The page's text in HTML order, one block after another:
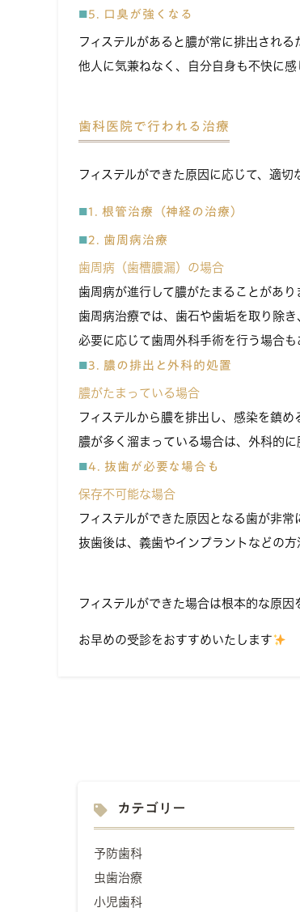
5. 口臭が強くなる
フィステルがあると膿が常に排出される
他人に気兼ねなく、自分自身も不快に
歯科医院で行われる治療
フィステルができた原因に応じて、適切
1. 根管治療（神経の治療）
2. 歯周病治療
歯周病（歯槽膿漏）の場合
歯周病が進行して膿がたまることがあり
歯周病治療では、歯石や歯垢を取り除
必要に応じて歯周外科手術を行う場合も
3. 膿の排出と外科的処置
膿がたまっている場合
フィステルから膿を排出し、感染を鎮
膿が多く溜まっている場合は、外科的
4. 抜歯が必要な場合も
保存不可能な場合
フィステルができた原因となる歯が非
抜歯後は、義歯やインプラントなどの
フィステルができた場合は根本的な原
お早めの受診をおすすめいたします
カテゴリー
予防歯科
虫歯治療
小児歯科